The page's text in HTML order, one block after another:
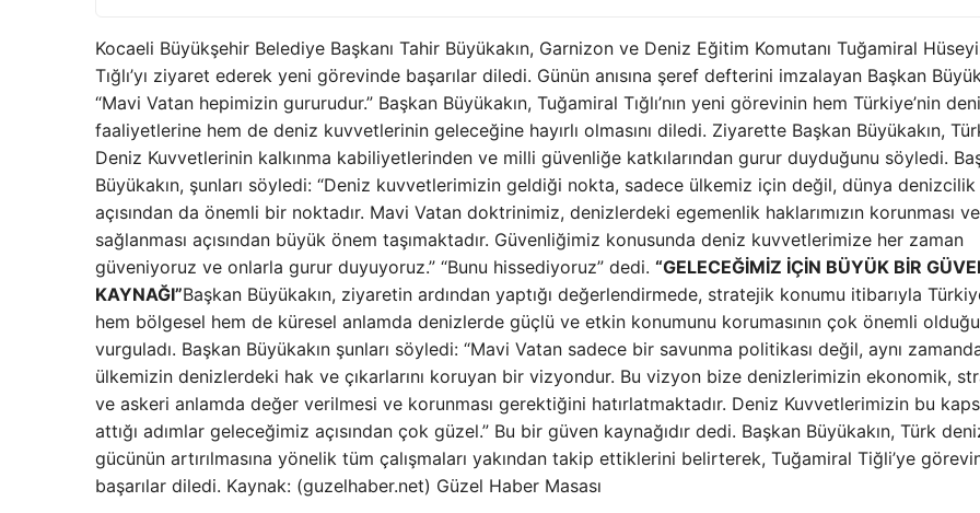
Kocaeli Büyükşehir Belediye Başkanı Tahir Büyükakın, Garnizon ve Deniz Eğitim Komutanı Tuğamiral
Tığlı’yı ziyaret ederek yeni görevinde başarılar diledi. Günün anısına şeref defterini imzalayan Başkan
“Mavi Vatan hepimizin gururudur.” Başkan Büyükakın, Tuğamiral Tığlı’nın yeni görevinin hem Türkiye’nin
faaliyetlerine hem de deniz kuvvetlerinin geleceğine hayırlı olmasını diledi. Ziyarette Başkan Büyükakın,
Deniz Kuvvetlerinin kalkınma kabiliyetlerinden ve milli güvenliğe katkılarından gurur duyduğunu söyledi.
Büyükakın, şunları söyledi: “Deniz kuvvetlerimizin geldiği nokta, sadece ülkemiz için değil, dünya denizcilik
açısından da önemli bir noktadır. Mavi Vatan doktrinimiz, denizlerdeki egemenlik haklarımızın korunması ve
sağlanması açısından büyük önem taşımaktadır. Güvenliğimiz konusunda deniz kuvvetlerimize her zaman
güveniyoruz ve onlarla gurur duyuyoruz.” “Bunu hissediyoruz” dedi. “GELECEĞİMİZ İÇİN BÜYÜK BİR
KAYNAĞI”Başkan Büyükakın, ziyaretin ardından yaptığı değerlendirmede, stratejik konumu itibarıyla
hem bölgesel hem de küresel anlamda denizlerde güçlü ve etkin konumunu korumasının çok önemli
vurguladı. Başkan Büyükakın şunları söyledi: “Mavi Vatan sadece bir savunma politikası değil, aynı
ülkemizin denizlerdeki hak ve çıkarlarını koruyan bir vizyondur. Bu vizyon bize denizlerimizin ekonomik,
ve askeri anlamda değer verilmesi ve korunması gerektiğini hatırlatmaktadır. Deniz Kuvvetlerimizin bu
attığı adımlar geleceğimiz açısından çok güzel.” Bu bir güven kaynağıdır dedi. Başkan Büyükakın, Türk
gücünün artırılmasına yönelik tüm çalışmaları yakından takip ettiklerini belirterek, Tuğamiral Tiğli’ye
başarılar diledi. Kaynak: (guzelhaber.net) Güzel Haber Masası